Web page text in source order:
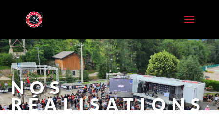
NOS
RÉALISATIONS